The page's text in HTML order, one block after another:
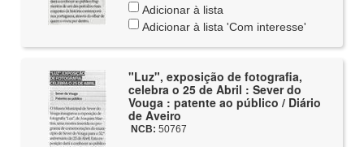
Adicionar à lista
Adicionar à lista 'Com interesse'
"Luz", exposição de fotografia,
celebra o 25 de Abril : Sever do
Vouga : patente ao público / Diário
de Aveiro
NCB: 50767